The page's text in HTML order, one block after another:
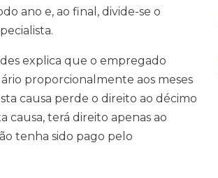
ano e, ao final, divide-se o
explica que o empregado
proporcionalmente aos meses
causa perde o direito ao décimo
causa, terá direito apenas ao
tenha sido pago pelo